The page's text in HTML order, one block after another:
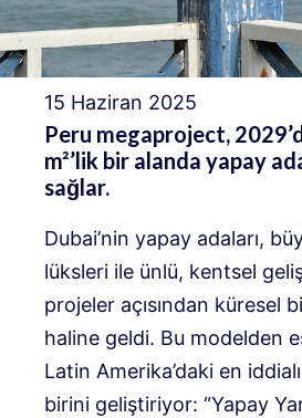
15 Haziran 2025
Peru megaproject,
m²’lik bir alanda yapay
sağlar.
Dubai’nin yapay adaları,
lüksleri ile ünlü, kentsel
projeler açısından küresel
haline geldi. Bu modelden
Latin Amerika’daki en
birini geliştiriyor: “Yapay